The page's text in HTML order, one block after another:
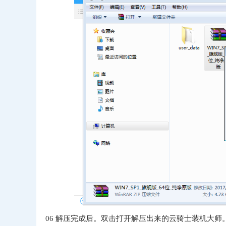
06 解压完成后。双击打开解压出来的云骑士装机大师